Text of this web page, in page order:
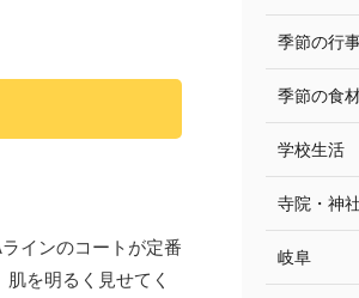
インのコートが定番
を明るく見せてく
季節の行
季節の食
学校生活
寺院・神社
岐阜